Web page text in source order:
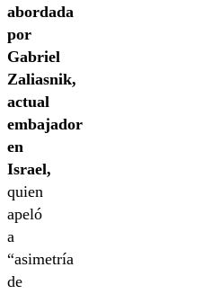
abordada
por
Gabriel
Zaliasnik,
actual
embajador
en
Israel,
quien
apeló
a
“asimetría
de